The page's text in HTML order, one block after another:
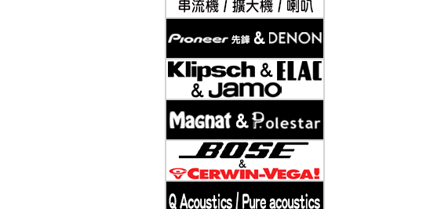
2019-11-21 Klipsch 古力奇 卡拉OK套組2 安裝實例